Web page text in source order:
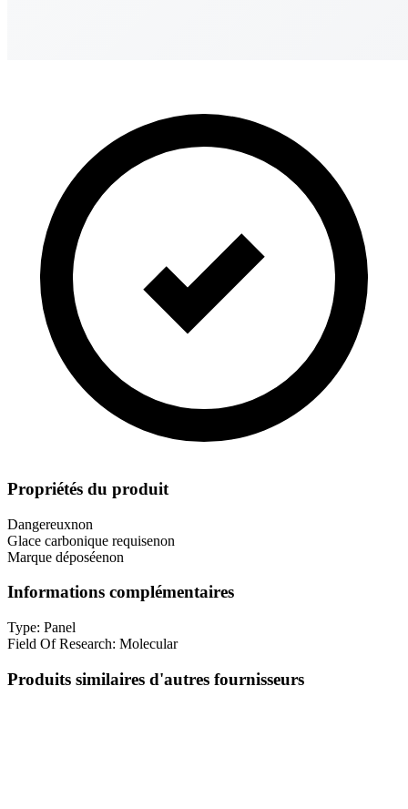
Propriétés du produit
Dangereuxnon
Glace carbonique requisenon
Marque déposéenon
Informations complémentaires
Type: Panel
Field Of Research: Molecular
Produits similaires d'autres fournisseurs